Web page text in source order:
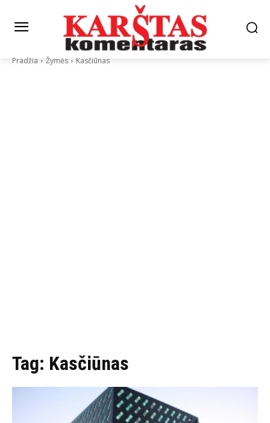
Pradžia Žymės Kasčiūnas
Tag: Kasčiūnas